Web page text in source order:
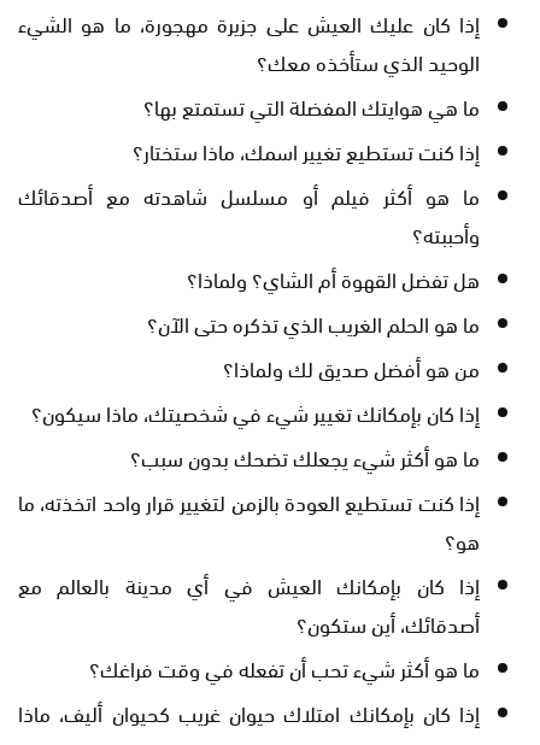
إذا كان عليك العيش على جزيرة مهجورة، ما هو الشيء
الوحيد الذي ستأخذه معك؟
ما هي هوايتك المفضلة التي تستمتع بها؟
إذا كنت تستطيع تغيير اسمك، ماذا ستختار؟
ما هو أكثر فيلم أو مسلسل شاهدته مع أصدقائك
وأحببته؟
هل تفضل القهوة أم الشاي؟ ولماذا؟
ما هو الحلم الغريب الذي تذكره حتى الآن؟
من هو أفضل صديق لك ولماذا؟
إذا كان بإمكانك تغيير شيء في شخصيتك، ماذا سيكون؟
ما هو أكثر شيء يجعلك تضحك بدون سبب؟
إذا كنت تستطيع العودة بالزمن لتغيير قرار واحد اتخذته، ما
هو؟
إذا كان بإمكانك العيش في أي مدينة بالعالم مع
أصدقائك، أين ستكون؟
ما هو أكثر شيء تحب أن تفعله في وقت فراغك؟
إذا كان بإمكانك امتلاك حيوان غريب كحيوان أليف، ماذا